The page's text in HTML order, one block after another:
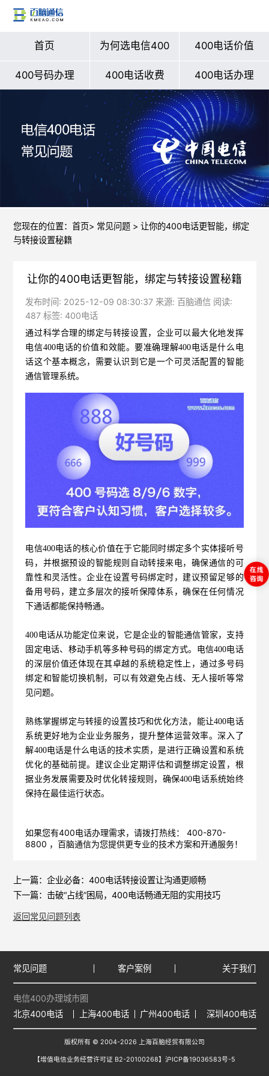
首页 为何选电信400 400电话价值
400号码办理 400电话收费 400电话办理
您现在的位置： 首页> 常见问题> 让你的400电话更智能，绑定
与转接设置秘籍
让你的400电话更智能，绑定与转接设置秘籍
发布时间: 2025-12-09 08:30:37 来源: 百脑通信 阅读:
487 标签: 400电话
通过科学合理的绑定与转接设置，企业可以最大化地发挥
电信400电话的价值和效能。要准确理解400电话是什么电
话这个基本概念，需要认识到它是一个可灵活配置的智能
通信管理系统。
电信400电话的核心价值在于它能同时绑定多个实体接听号
码，并根据预设的智能规则自动转接来电，确保通信的可
靠性和灵活性。企业在设置号码绑定时，建议预留足够的
备用号码，建立多层次的接听保障体系，确保在任何情况
下通话都能保持畅通。
400电话从功能定位来说，它是企业的智能通信管家，支持
固定电话、移动手机等多种号码的绑定方式。
电信400电话
的深层价值还体现在其卓越的系统稳定性上，通过多号码
绑定和智能切换机制，可以有效避免占线、无人接听等常
见问题。
熟练掌握绑定与转接的设置技巧和优化方法，能让400电话
系统更好地为企业业务服务，提升整体运营效率。深入了
解400电话是什么电话的技术实质，是进行正确设置和系统
优化的基础前提。建议企业定期评估和调整绑定设置，根
据业务发展需要及时优化转接规则，确保400电话系统始终
保持在最佳运行状态。
如果您有400电话办理需求，请拨打热线： 400-870-
8800 ，百脑通信为您提供更专业的技术方案和开通服务！
上一篇： 企业必备：400电话转接设置让沟通更顺畅
下一篇： 击破“占线”困局，400电话畅通无阻的实用技巧
返回常见问题列表
常见问题 客户案例 关于我们
电信400办理城市圈
北京400电话
上海400电话 广州400电话 深圳400电话
版权所有 © 2004-2026 上海百脑经贸有限公司
【增值电信业务经营许可证 B2-20100268】 沪ICP备19036583号-5